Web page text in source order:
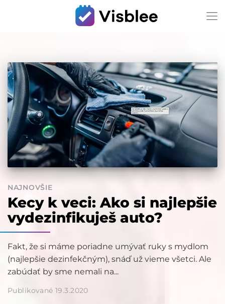
NAJNOVŠIE
Kecy k veci: Ako si najlepšie
vydezinfikuješ auto?
Fakt, že si máme poriadne umývať ruky s mydlom
(najlepšie dezinfekčným), snáď už vieme všetci. Ale
zabúdať by sme nemali na...
Publikované 19.3.2020